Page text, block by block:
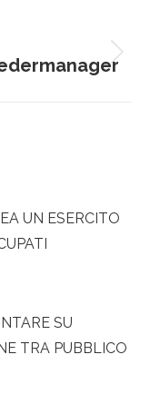
UN ESERCITO
SU
TRA PUBBLICO